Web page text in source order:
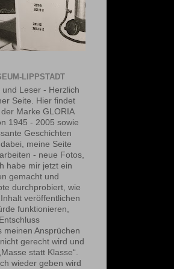
LIPPSTADT
Leser - Herzlich
Seite. Hier findet
Marke GLORIA
1945 - 2005 sowie
Geschichten
meine Seite
- neue Fotos,
habe mir jetzt ein
gemacht und
durchprobiert, wie
veröffentlichen
funktionieren,
meinen Ansprüchen
gerecht wird und
statt Klasse“.
wieder geben wird